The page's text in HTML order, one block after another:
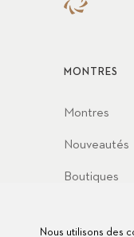
MONTRES
Montres
Nouveautés
Boutiques
Nous utilisons des